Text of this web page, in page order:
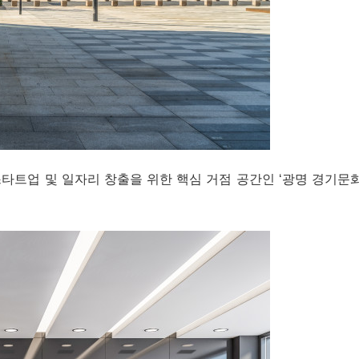
트업 및 일자리 창출을 위한 핵심 거점 공간인 ‘광명 경기문